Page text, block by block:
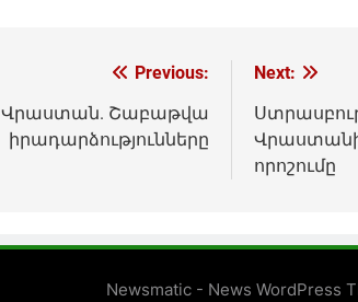
Previous:
Վրաստան. Շաբաթվա
իրադարձությունները
Next:
որոշումը
Newsmatic - News WordPress